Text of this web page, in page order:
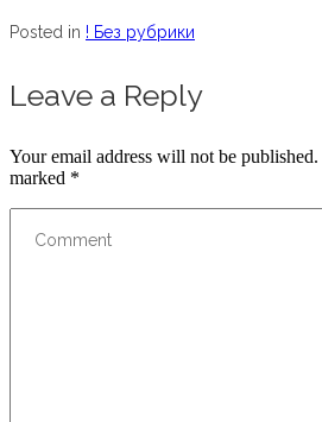
Posted in ! Без рубрики
Leave a Reply
Your email address will not be published.
marked *